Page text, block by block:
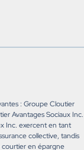
: Groupe Cloutier
Avantages Sociaux Inc.
Inc. exercent en tant
collective, tandis
en épargne